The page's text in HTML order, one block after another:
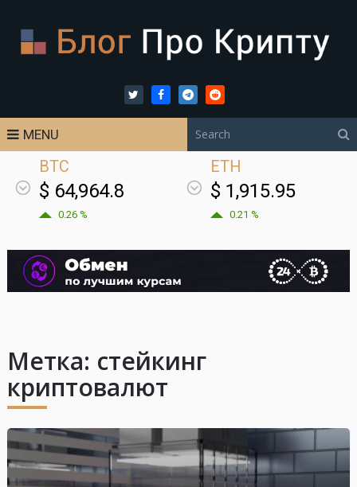
MENU
BTC
$ 64,964.8
0.26 %
ETH
$ 1,915.95
0.21 %
Метка: стейкинг
криптовалют